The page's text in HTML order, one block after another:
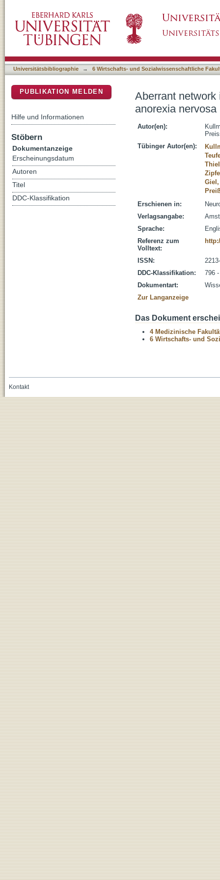
Universitätsbibliographie → 6 Wirtschafts- und Sozialwissenschaftliche
Aberrant
anorexia nervosa
Autor(en):
Tübinger Autor(en):
Erschienen in:
Verlagsangabe:
Sprache:
Referenz zum
Volltext:
ISSN:
DDC-Klassifikation:
796
Dokumentart:
Zur Langanzeige
Das Dokument
4 Medizinische
6 Wirtschafts- und
PUBLIKATION MELDEN
Hilfe und Informationen
Stöbern
Dokumentanzeige
Erscheinungsdatum
Autoren
Titel
DDC-Klassifikation
Kontakt